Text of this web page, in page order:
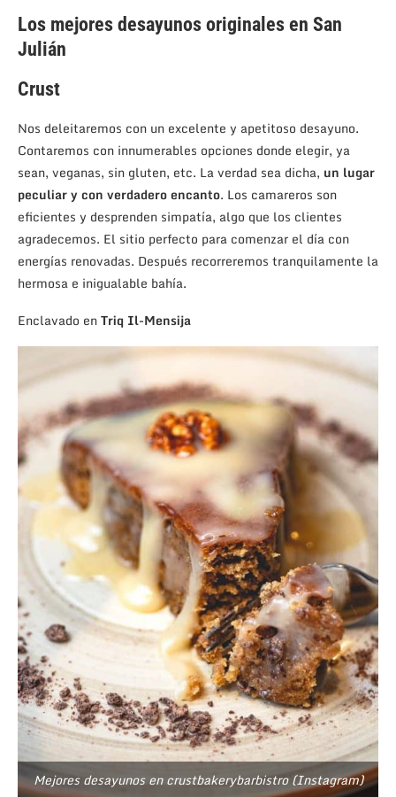
Los mejores desayunos originales en San
Julián
Crust
Nos deleitaremos con un excelente y apetitoso desayuno.
Contaremos con innumerables opciones donde elegir, ya
sean, veganas, sin gluten, etc. La verdad sea dicha, un lugar
peculiar y con verdadero encanto. Los camareros son
eficientes y desprenden simpatía, algo que los clientes
agradecemos. El sitio perfecto para comenzar el día con
energías renovadas. Después recorreremos tranquilamente la
hermosa e inigualable bahía.
Enclavado enTriq Il-Mensija
Mejores desayunos en crustbakerybarbistro (Instagram)